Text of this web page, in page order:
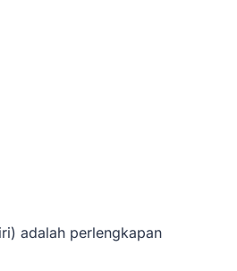
adalah perlengkapan